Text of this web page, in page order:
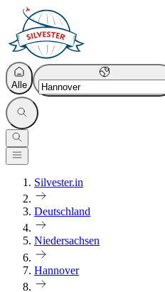
Alle
Silvester.in
Deutschland
Niedersachsen
Hannover